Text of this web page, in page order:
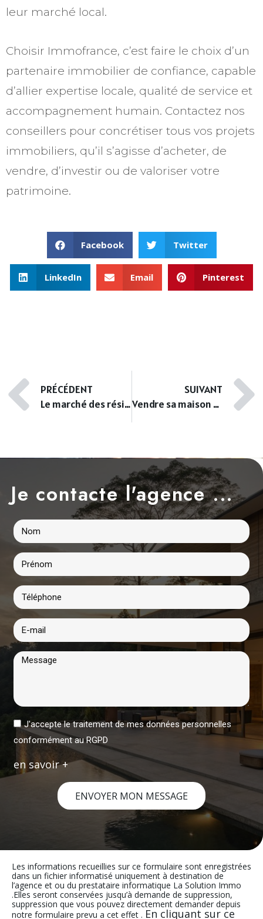
leur marché local.
Choisir Immofrance, c’est faire le choix d’un
partenaire immobilier de confiance, capable
d’allier expertise locale, qualité de service et
accompagnement humain. Contactez nos
conseillers pour concrétiser tous vos projets
immobiliers, qu’il s’agisse d’acheter, de
vendre, d’investir ou de valoriser votre
patrimoine.
Facebook Twitter
LinkedIn Email Pinterest
PRÉCÉDENT
Le marché des résidences secondaires dans la Vallée de la Loue
SUIVANT
Vendre sa maison à Nogent sur seine le guide complet !
Je contacte l'agence ...
J'accepte le traitement de mes données personnelles
conformément au RGPD
en savoir +
ENVOYER MON MESSAGE
Les informations recueillies sur ce formulaire sont enregistrées
dans un fichier informatisé uniquement à destination de
l’agence et ou du prestataire informatique La Solution Immo
.Elles seront conservées jusqu’à demande de suppression,
suppression que vous pouvez directement demander depuis
notre formulaire prevu a cet effet . En cliquant sur ce